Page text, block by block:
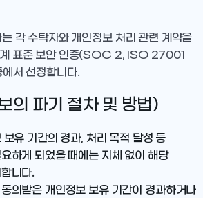
는 각 수탁자와 개인정보 처리 관련 계약을
계 표준 보안 인증(SOC 2, ISO 27001
서 선정합니다.
의 파기 절차 및 방법)
유 기간의 경과, 처리 목적 달성 등
하게 되었을 때에는 지체 없이 해당
니다.
의받은 개인정보 보유 기간이 경과하거나